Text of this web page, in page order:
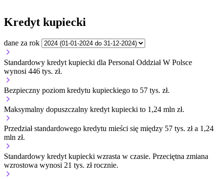
Kredyt kupiecki
dane za rok
Standardowy kredyt kupiecki dla Personal Oddział W Polsce
wynosi 446 tys. zł.
Bezpieczny poziom kredytu kupieckiego to 57 tys. zł.
Maksymalny dopuszczalny kredyt kupiecki to 1,24 mln zł.
Przedział standardowego kredytu mieści się między 57 tys. zł a 1,24
mln zł.
Standardowy kredyt kupiecki wzrasta w czasie. Przeciętna zmiana
wzrostowa wynosi 21 tys. zł rocznie.